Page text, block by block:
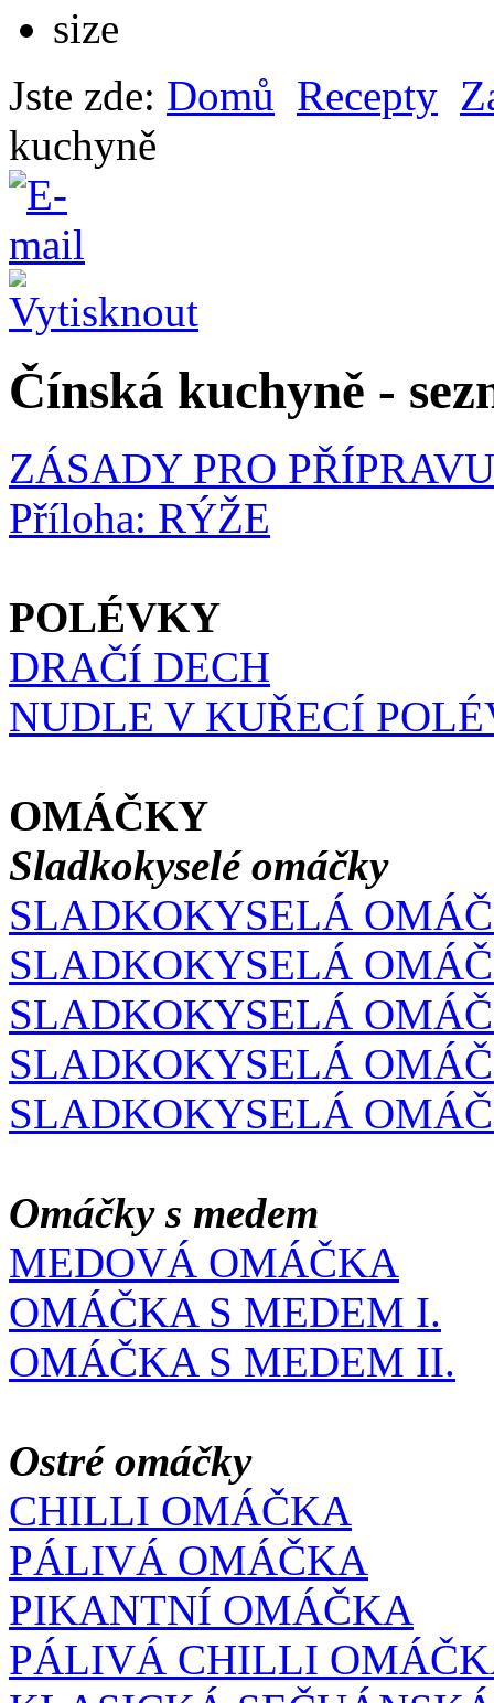
Jste zde: Domů Recepty
kuchyně
Čínská kuchyně -
ZÁSADY PRO
Příloha: RÝŽE
POLÉVKY
DRAČÍ DECH
NUDLE V KUŘECÍ
OMÁČKY
Sladkokyselé omáčky
SLADKOKYSELÁ
SLADKOKYSELÁ
SLADKOKYSELÁ
SLADKOKYSELÁ
SLADKOKYSELÁ
Omáčky s medem
MEDOVÁ OMÁČKA
OMÁČKA S MEDEM I.
OMÁČKA S MEDEM II.
Ostré omáčky
CHILLI OMÁČKA
PÁLIVÁ OMÁČKA
PIKANTNÍ OMÁČKA
PÁLIVÁ CHILLI